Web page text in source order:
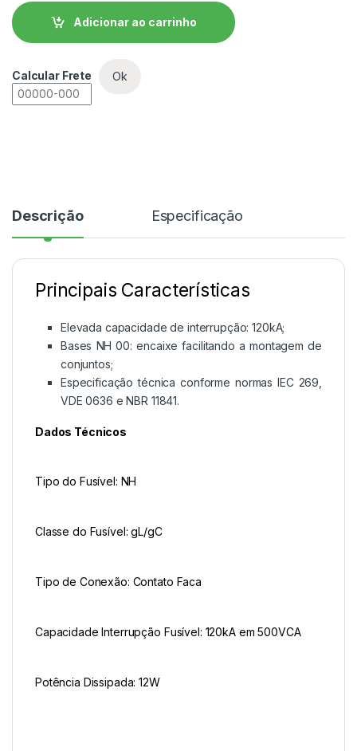
Adicionar ao carrinho
Calcular Frete Ok
Descrição Especificação
Principais Características
Elevada capacidade de interrupção: 120kA;
Bases NH 00: encaixe facilitando a montagem de
conjuntos;
Especificação técnica conforme normas IEC 269,
VDE 0636 e NBR 11841.
Dados Técnicos
Tipo do Fusível: NH
Classe do Fusível: gL/gC
Tipo de Conexão: Contato Faca
Capacidade Interrupção Fusível: 120kA em 500VCA
Potência Dissipada: 12W